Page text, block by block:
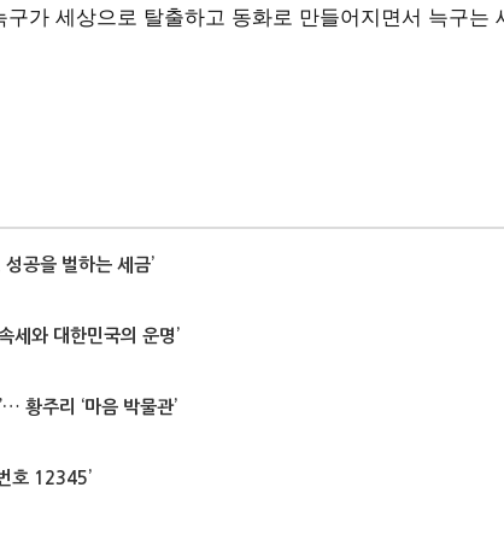
가 세상으로 탈출하고 동화로 만들어지면서 늑구는
공을 벌하는 세금’
세와 대한민국의 운명’
황주리 ‘마음 박물관’
호 12345’